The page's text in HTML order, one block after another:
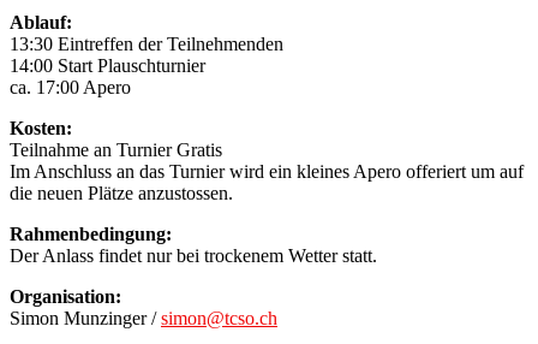
Ablauf:
13:30 Eintreffen der Teilnehmenden
14:00 Start Plauschturnier
ca. 17:00 Apero
Kosten:
Teilnahme an Turnier Gratis
Im Anschluss an das Turnier wird ein kleines Apero offeriert um auf
die neuen Plätze anzustossen.
Rahmenbedingung:
Der Anlass findet nur bei trockenem Wetter statt.
Organisation:
Simon Munzinger /simon@tcso.ch